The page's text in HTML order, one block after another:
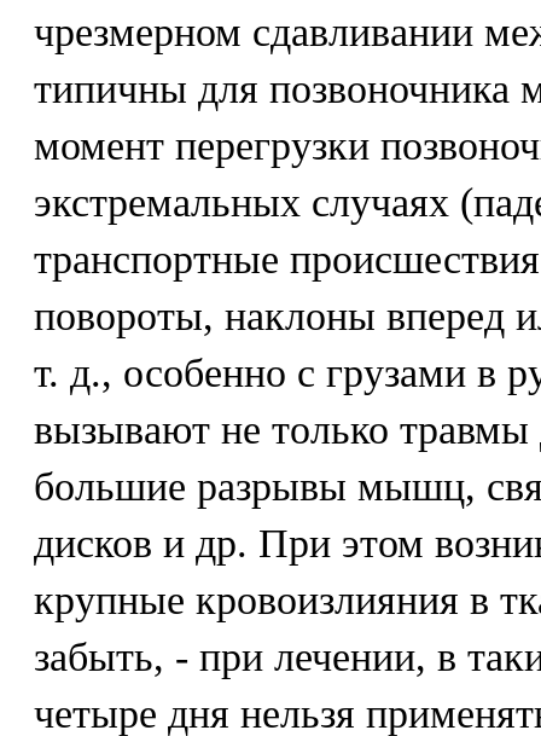
чрезмерном сдавливании
типичны для позвоночника
момент перегрузки
экстремальных случаях
транспортные
повороты, наклоны вперед
т. д., особенно с грузами в
вызывают не только
большие разрывы мышц,
дисков и др. При этом
крупные кровоизлияния в
забыть, - при лечении, в
четыре дня нельзя